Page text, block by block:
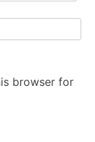
browser for